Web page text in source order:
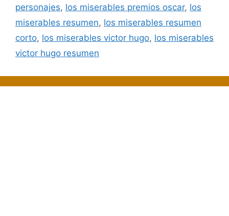
personajes, los miserables premios oscar, los
miserables resumen, los miserables resumen
corto, los miserables victor hugo, los miserables
victor hugo resumen